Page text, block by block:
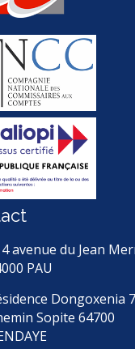
avenue du Jean
PAU
Dongoxenia
Sopite 64700